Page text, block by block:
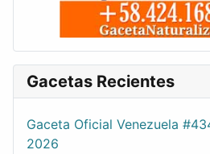
Gacetas Recientes
Gaceta Oficial Venezuela
2026